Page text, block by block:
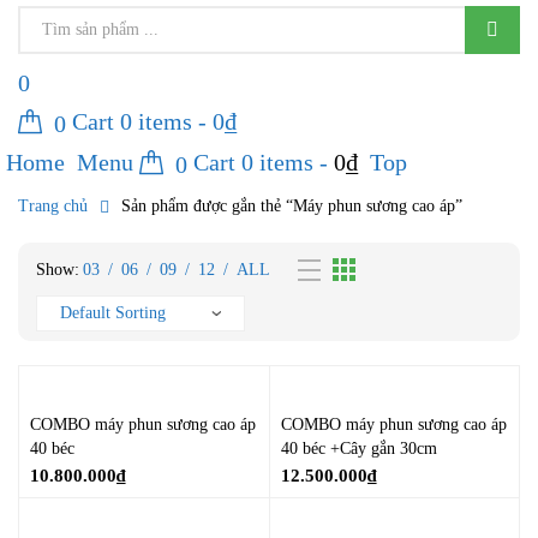
0
0 Cart 0 items - 0₫
Home Menu 0 Cart 0 items - 0₫ Top
Trang chủ Sản phẩm được gắn thẻ “Máy phun sương cao áp”
Show: 03 / 06 / 09 / 12 / ALL
COMBO máy phun sương cao áp
40 béc
10.800.000₫
COMBO máy phun sương cao áp
40 béc +Cây gắn 30cm
12.500.000₫